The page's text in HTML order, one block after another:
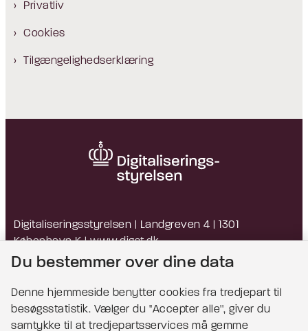
Privatliv
Cookies
Tilgængelighedserklæring
Digitaliseringsstyrelsen | Landgreven 4 | 1301
København K |www.digst.dk
EAN: 5798009814203 | CVR: 34051178
Bemærk!
Du bestemmer over dine data
Denne hjemmeside benytter cookies fra tredjepart til
besøgsstatistik. Vælger du ''Accepter alle'', giver du
samtykke til at tredjepartsservices må gemme